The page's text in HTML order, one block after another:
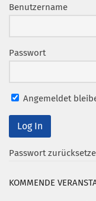
Arbeitsgruppen
Mentoring
Partnerschaften
Bundesverband
MARKETING PIONIERE
Newsletter
Benutzername
Passwort
Angemeldet
Passwort
KOMMENDE